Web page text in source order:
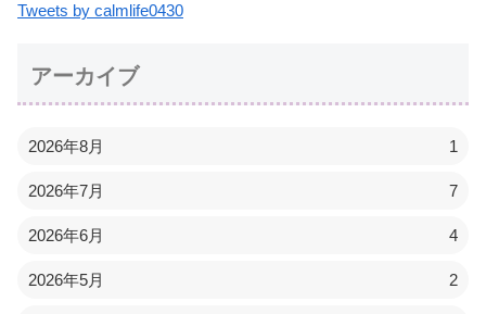
Tweets by calmlife0430
アーカイブ
2026年8月 1
2026年7月 7
2026年6月 4
2026年5月 2